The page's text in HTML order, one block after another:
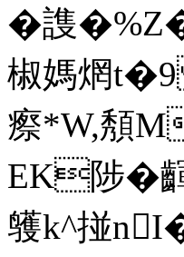
� 謢
椒媽焹
瘵 *W,頺M
EK陟�
鹱k^掽